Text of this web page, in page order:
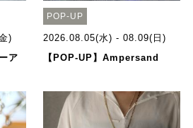
)
ア
POP-UP
2026.08.05(水) - 08.09(日)
【POP-UP】Ampersand